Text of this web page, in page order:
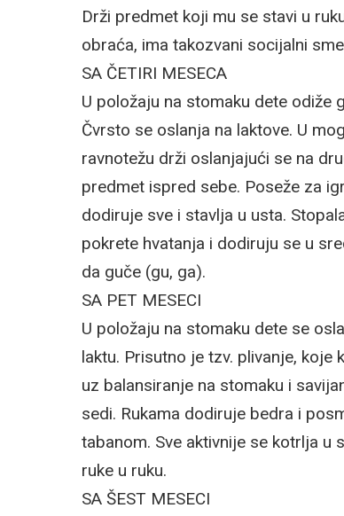
Drži predmet koji mu se stavi u
obraća, ima takozvani socijalni
SA ČETIRI MESECA
U položaju na stomaku dete odiže
Čvrsto se oslanja na laktove. U
ravnotežu drži oslanjajući se na
predmet ispred sebe. Poseže za
dodiruje sve i stavlja u usta.
pokrete hvatanja i dodiruju se u
da guče (gu, ga).
SA PET MESECI
U položaju na stomaku dete se
laktu. Prisutno je tzv. plivanje,
uz balansiranje na stomaku i
sedi. Rukama dodiruje bedra i
tabanom. Sve aktivnije se kotrlja u
ruke u ruku.
SA ŠEST MESECI